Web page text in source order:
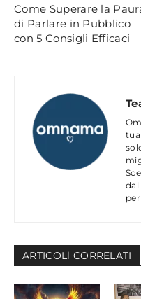
Come Superare la
di Parlare in Pubblico
con 5 Consigli Efficaci
tua
ARTICOLl CORRELATI